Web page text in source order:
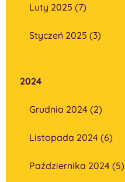
Luty 2025 (7)
Styczeń 2025 (3)
2024
Grudnia 2024 (2)
Listopada 2024 (6)
Października 2024 (5)